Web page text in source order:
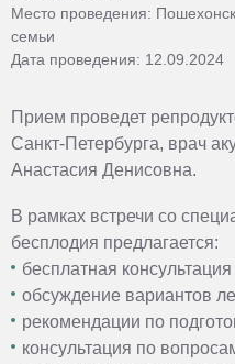
Место проведения:
семьи
Дата проведения: 12.09.2024
Прием проведет
Санкт-Петербурга, врач
Анастасия Денисовна.
В рамках встречи со
бесплодия предлагается:
бесплатная
обсуждение вариантов
рекомендации по
консультация по